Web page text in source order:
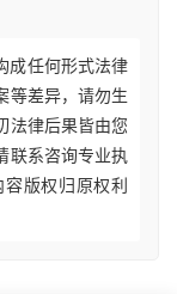
成任何形式法律
等差异，请勿生
法律后果皆由您
联系咨询专业执
版权归原权利